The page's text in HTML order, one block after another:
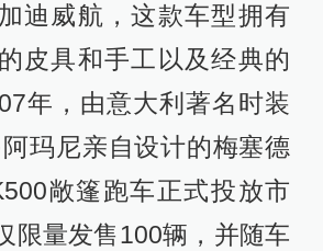
迪威航，这款车型拥有
皮具和手工以及经典的
年，由意大利著名时装
玛尼亲自设计的梅塞德
敞篷跑车正式投放市
限量发售100辆，并随车